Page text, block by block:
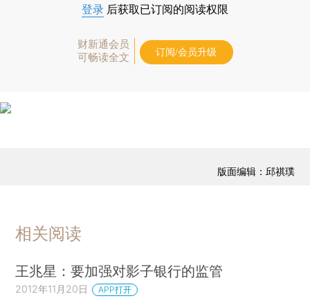
登录 后获取已订阅的阅读权限
财新通会员
可畅读全文
订阅/会员升级
版面编辑：邱祺璞
相关阅读
王兆星：要加强对影子银行的监管
2012年11月20日 APP打开